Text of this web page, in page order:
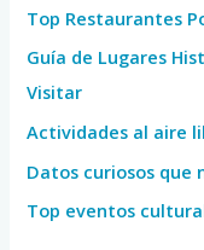
f
o
r
:
Top Restaurantes
Guía de Lugares
Visitar
Actividades al aire
Datos curiosos que
Top eventos